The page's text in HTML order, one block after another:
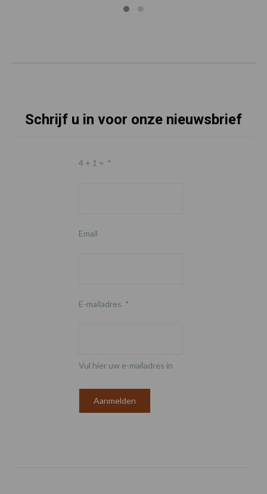
Schrijf u in voor onze nieuwsbrief
4 + 1 = *
Email
E-mailadres *
Vul hier uw e-mailadres in